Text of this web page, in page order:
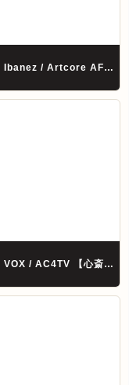
【中古】Ibanez / Artcore AF75 Brown Sunburst 【心斎橋店】
【中古】VOX / AC4TV 【心斎橋店】